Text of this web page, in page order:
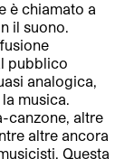
è chiamato a
il suono.
pubblico
analogica,
musica.
canzone, altre
altre ancora
Questa